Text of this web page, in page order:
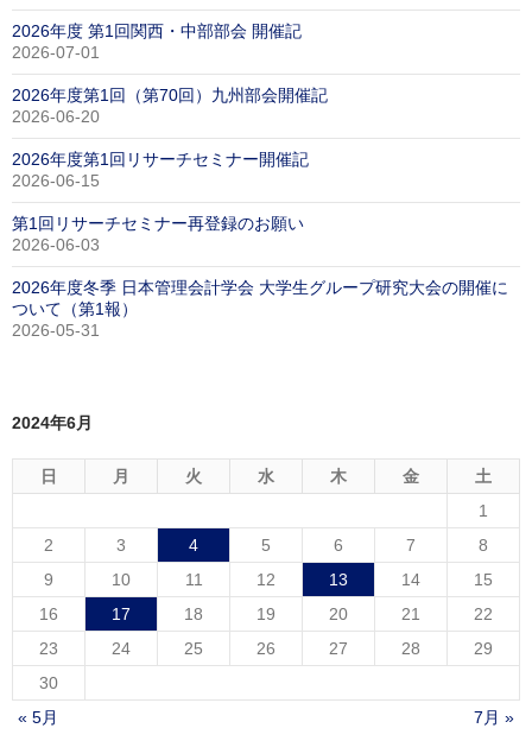
2026年度 第1回関西・中部部会 開催記
2026-07-01
2026年度第1回（第70回）九州部会開催記
2026-06-20
2026年度第1回リサーチセミナー開催記
2026-06-15
第1回リサーチセミナー再登録のお願い
2026-06-03
2026年度冬季 日本管理会計学会 大学生グループ研究大会の開催に
ついて（第1報）
2026-05-31
2024年6月
日 月 火 水 木 金
土
1
2
3 4 5 6 7
8
9
10 11 12 13 14
15
16
17 18 19 20 21
22
23
24 25 26 27 28
29
30
« 5月
7月 »